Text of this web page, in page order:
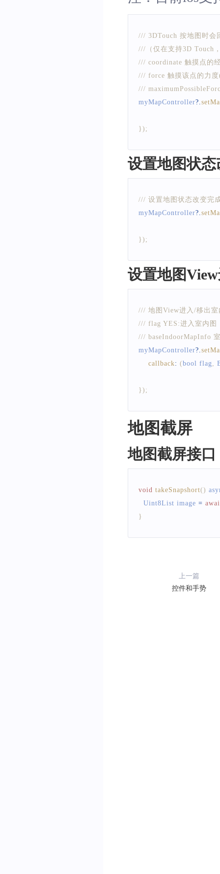
/// 3DTouch 按地图时会
///（仅在支持3D Touch
/// coordinate 触摸点的
/// force 触摸该点的力
///
myMapController?.
}) ;
设置地图状
/// 设置地图状态改变完
myMapController?.
}) ;
设置地图
/// 地图View进入/移出
/// flag YES:进入室内图
/// baseIndoorMapInfo
myMapController?.
callback: (bool flag
}) ;
地图截屏
地图截屏接口
void takeSnapshort()
Uint8List image =
}
上一篇
控件和手势